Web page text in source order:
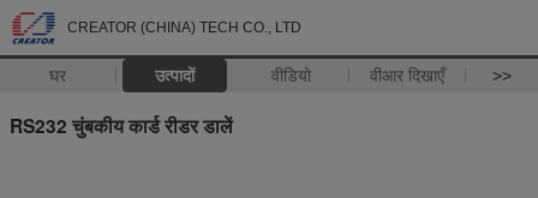
CREATOR (CHINA) TECH CO., LTD
घर उत्पादों वीडियो वीआर दिखाएँ >>
RS232 चुंबकीय कार्ड रीडर डालें